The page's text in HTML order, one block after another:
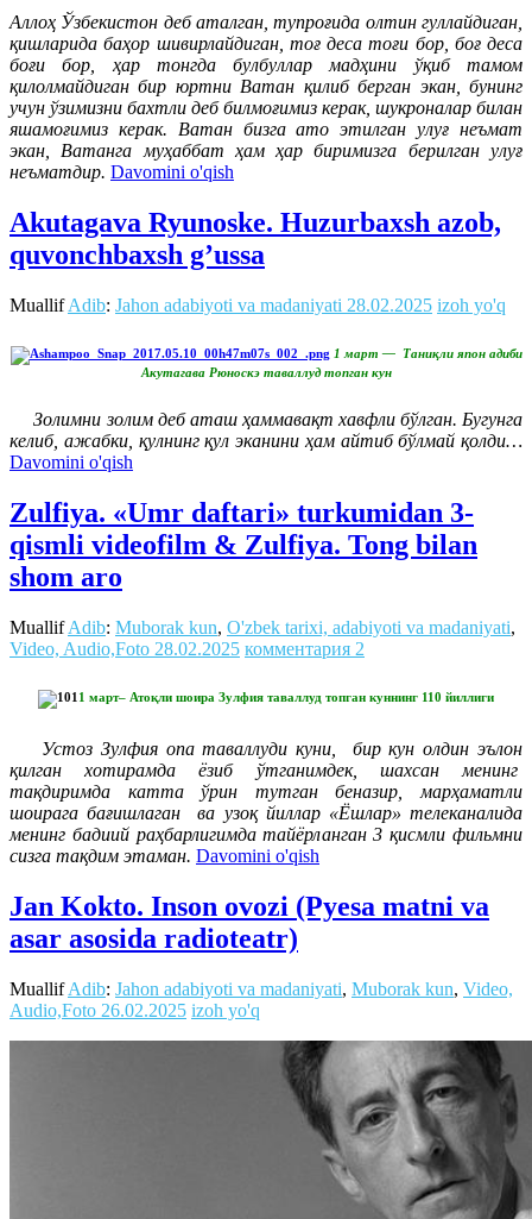
Аллоҳ Ўзбекистон деб аталган, тупроғида олтин гуллайдиган,
қишларида баҳор шивирлайдиган, тоғ деса тоғи бор, боғ деса
боғи бор, ҳар тонгда булбуллар мадҳини ўқиб тамом
қилолмайдиган бир юртни Ватан қилиб берган экан, бунинг
учун ўзимизни бахтли деб билмоғимиз керак, шукроналар билан
яшамоғимиз керак. Ватан бизга ато этилган улуғ неъмат
экан, Ватанга муҳаббат ҳам ҳар биримизга берилган улуғ
неъматдир. Davomini o'qish
Akutagava Ryunoske. Huzurbaxsh azob,
quvonchbaxsh g’ussa
MuallifAdib: Jahon adabiyoti va madaniyati 28.02.2025 izoh yo'q
1 март — Таниқли япон адиби
Акутагава Рюноскэ таваллуд топган кун
Золимни золим деб аташ ҳаммавақт хавфли бўлган. Бугунга
келиб, ажабки, қулнинг қул эканини ҳам айтиб бўлмай қолди…
Davomini o'qish
Zulfiya. «Umr daftari» turkumidan 3-
qismli videofilm & Zulfiya. Tong bilan
shom aro
MuallifAdib: Muborak kun, O'zbek tarixi, adabiyoti va madaniyati,
Video, Audio,Foto 28.02.2025 комментария 2
1 март– Атоқли шоира Зулфия таваллуд топган куннинг 110 йиллиги
Устоз Зулфия опа таваллуди куни, бир кун олдин эълон
қилган хотирамда ёзиб ўтганимдек, шахсан менинг
тақдиримда катта ўрин тутган беназир, марҳаматли
шоирага бағишлаган ва узоқ йиллар «Ёшлар» телеканалида
менинг бадиий раҳбарлигимда тайёрланган 3 қисмли фильмни
сизга тақдим этаман. Davomini o'qish
Jan Kokto. Inson ovozi (Pyesa matni va
asar asosida radioteatr)
MuallifAdib: Jahon adabiyoti va madaniyati, Muborak kun, Video,
Audio,Foto 26.02.2025 izoh yo'q